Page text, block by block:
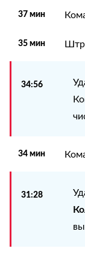
37 мин
35 мин
34:56
34 мин
31:28